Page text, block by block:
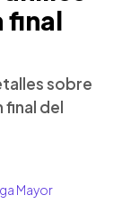
final
sobre
final del
Mayor